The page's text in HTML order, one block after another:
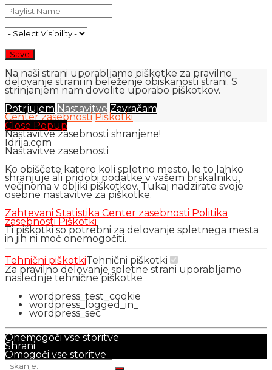
Na naši strani uporabljamo piškotke za pravilno
delovanje strani in beleženje obiskanosti strani. S
strinjanjem nam dovolite uporabo piškotkov.
Potrjujem Nastavitve Zavračam
Center zasebnosti Piškotki
Close Popup
Nastavitve zasebnosti shranjene!
Idrija.com
Nastavitve zasebnosti
Ko obiščete katero koli spletno mesto, le to lahko
shranjuje ali pridobi podatke v vašem brskalniku,
večinoma v obliki piškotkov. Tukaj nadzirate svoje
osebne nastavitve za piškotke.
Zahtevani Statistika Center zasebnosti Politika
zasebnosti Piškotki
Ti piškotki so potrebni za delovanje spletnega mesta
in jih ni moč onemogočiti.
Tehnični piškotkiTehnični piškotki
Za pravilno delovanje spletne strani uporabljamo
naslednje tehnične piškotke
wordpress_test_cookie
wordpress_logged_in_
wordpress_sec
Onemogoči vse storitve
Shrani
Omogoči vse storitve